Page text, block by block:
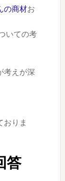
の商材お
いての考
考えが深
おりま
答